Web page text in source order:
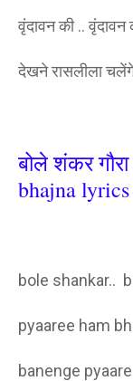
वृंदावन की .. वृंदावन
देखने रासलीला
बोले शंकर
bhajna
bole shankar..
pyaaree ham
banenge